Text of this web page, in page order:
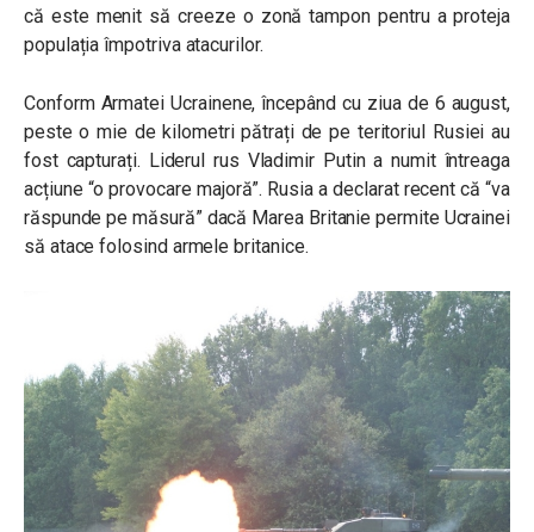
că este menit să creeze o zonă tampon pentru a proteja
populația împotriva atacurilor.
Conform Armatei Ucrainene, începând cu ziua de 6 august,
peste o mie de kilometri pătrați de pe teritoriul Rusiei au
fost capturați. Liderul rus Vladimir Putin a numit întreaga
acțiune “o provocare majoră”. Rusia a declarat recent că “va
răspunde pe măsură” dacă Marea Britanie permite Ucrainei
să atace folosind armele britanice.